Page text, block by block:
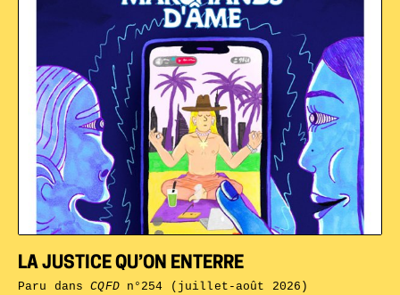
LA JUSTICE QU’ON ENTERRE
Paru dansCQFDn°254 (juillet-août 2026)